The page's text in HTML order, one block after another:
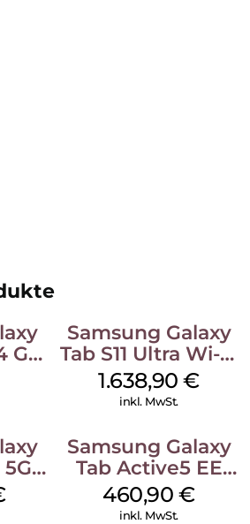
GB
Samsung Galaxy
Tab S11 Ultra Wi-Fi
512 GB Gray
1.638,90€
inkl. MwSt.
5G
Samsung Galaxy
Tab Active5 EE
Wi-Fi 128 GB black
460,90€
inkl. MwSt.